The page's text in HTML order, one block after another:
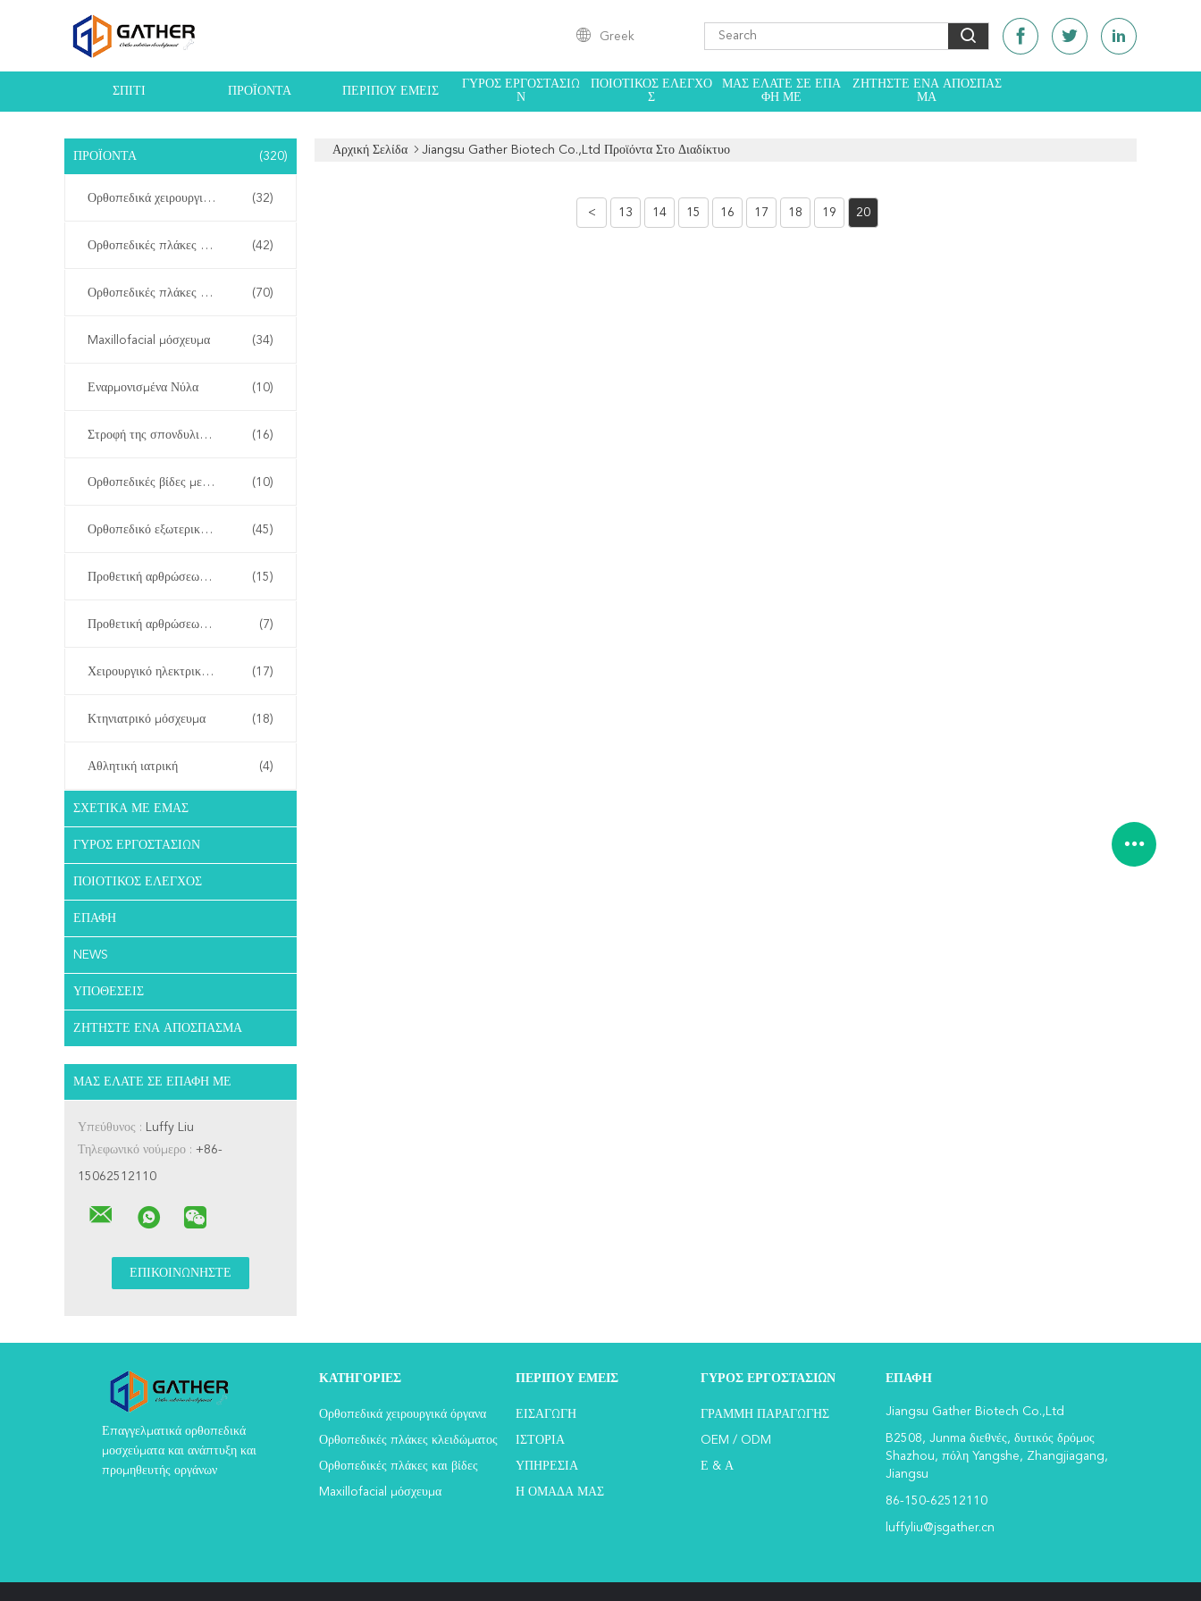
Greek
ΣΠΊΤΙ ΠΡΟΪΌΝΤΑ ΠΕΡΊΠΟΥ ΕΜΕΊΣ
ΓΎΡΟΣ ΕΡΓΟΣΤΑΣΊΩ
Ν
ΠΟΙΟΤΙΚΌΣ ΈΛΕΓΧΟ
Σ
ΜΑΣ ΕΛΆΤΕ ΣΕ ΕΠΑ
ΦΉ ΜΕ
ΖΗΤΉΣΤΕ ΈΝΑ ΑΠΌΣΠΑΣ
ΜΑ
ΠΡΟΪΌΝΤΑ (320)
Ορθοπεδικά χειρουργικά όργανα (32)
Ορθοπεδικές πλάκες κλειδώματος (42)
Ορθοπεδικές πλάκες και βίδες (70)
Maxillofacial μόσχευμα (34)
Εναρμονισμένα Νύλα (10)
Στροφή της σπονδυλικής στήλης (16)
Ορθοπεδικές βίδες με κανίλια (10)
Ορθοπεδικό εξωτερικό Fixator (45)
Προθετική αρθρώσεως ισχίου (15)
Προθετική αρθρώσεως γόνατος (7)
Χειρουργικό ηλεκτρικό εργαλείο (17)
Κτηνιατρικό μόσχευμα (18)
Αθλητική ιατρική (4)
ΣΧΕΤΙΚΆ ΜΕ ΕΜΆΣ
ΓΎΡΟΣ ΕΡΓΟΣΤΑΣΊΩΝ
ΠΟΙΟΤΙΚΌΣ ΈΛΕΓΧΟΣ
ΕΠΑΦΉ
NEWS
ΥΠΟΘΈΣΕΙΣ
ΖΗΤΉΣΤΕ ΈΝΑ ΑΠΌΣΠΑΣΜΑ
ΜΑΣ ΕΛΆΤΕ ΣΕ ΕΠΑΦΉ ΜΕ
Υπεύθυνος : Luffy Liu
Τηλεφωνικό νούμερο : +86-
15062512110
Αρχική Σελίδα Jiangsu Gather Biotech Co.,Ltd Προϊόντα Στο Διαδίκτυο
< 13 14 15 16 17 18 19 20
Επαγγελματικά ορθοπεδικά
μοσχεύματα και ανάπτυξη και
προμηθευτής οργάνων
ΚΑΤΗΓΟΡΊΕΣ
Ορθοπεδικά χειρουργικά όργανα
Ορθοπεδικές πλάκες κλειδώματος
Ορθοπεδικές πλάκες και βίδες
Maxillofacial μόσχευμα
ΠΕΡΊΠΟΥ ΕΜΕΊΣ
ΕΙΣΑΓΩΓΉ
ΙΣΤΟΡΊΑ
ΥΠΗΡΕΣΊΑ
Η ΟΜΆΔΑ ΜΑΣ
ΓΎΡΟΣ ΕΡΓΟΣΤΑΣΊΩΝ
ΓΡΑΜΜΉ ΠΑΡΑΓΩΓΉΣ
OEM / ODM
Ε & Α
ΕΠΑΦΉ
Jiangsu Gather Biotech Co.,Ltd
B2508, Junma διεθνές, δυτικός δρόμος
Shazhou, πόλη Yangshe, Zhangjiagang,
Jiangsu
86-150-62512110
luffyliu@jsgather.cn